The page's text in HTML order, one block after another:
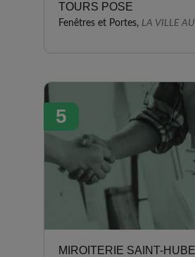
TOURS POSE
Fenêtres et Portes, LA VILLE
5
MIROITERIE SAINT-